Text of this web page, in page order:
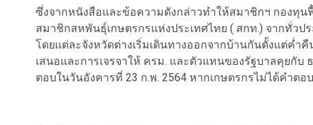
ซึ่งจากหนังสือและข้อความดังกล่าวทำให้สมาชิกฯ กองทุ
สมาชิกสหพันธุ์เกษตรกรแห่งประเทศไทย ( สกท.) จากทั่ว
โดยแต่ละจังหวัดต่างเริ่มเดินทางออกจากบ้านกันตั้งแต่ค่
เสนอและการเจรจาให้ ครม. และตัวแทนของรัฐบาลคุยกั
ตอบในวันอังคารที่ 23 ก.พ. 2564 หากเกษตรกรไม่ได้คำ